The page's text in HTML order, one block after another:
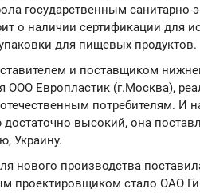
государственным санитарно-
о наличии сертификации для
для пищевых продуктов.
и поставщиком
ООО Европластик (г.Москва),
потребителям. И
высокий, она
Украину.
нового производства
проектировщиком стало ОАО